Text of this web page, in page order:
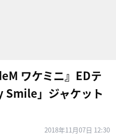
ワケミニ』EDテ
Smile」ジャケット
2018年11月07日 12:30